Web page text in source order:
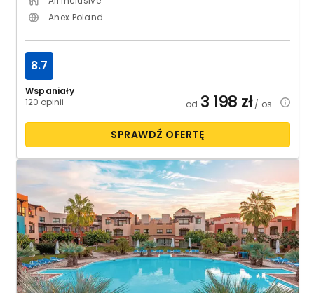
Anex Poland
Wspaniały
120 opinii
8.7
od 3 198 zł/ os.
SPRAWDŹ OFERTĘ